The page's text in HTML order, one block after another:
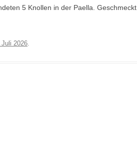
5 Knollen in der Paella. Geschmeckt
Juli 2026.